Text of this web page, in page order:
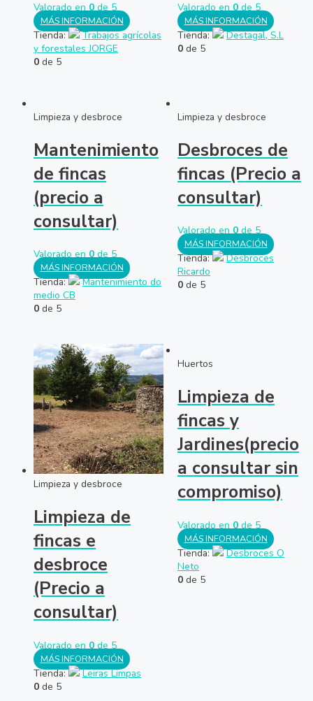
Valorado en0de 5
MÁS INFORMACIÓN
Tienda:
Trabajos agrícolas
y forestales JORGE
0 de 5
Valorado en0de 5
MÁS INFORMACIÓN
Tienda:
Destagal, S.L
0 de 5
Limpieza y desbroce
Mantenimiento
de fincas
(precio a
consultar)
Valorado en0de 5
MÁS INFORMACIÓN
Tienda:
Mantenimiento do
medio CB
0 de 5
Limpieza y desbroce
Desbroces de
fincas (Precio a
consultar)
Valorado en0de 5
MÁS INFORMACIÓN
Tienda:
Desbroces
Ricardo
0 de 5
Limpieza y desbroce
Limpieza de
fincas e
desbroce
(Precio a
consultar)
Valorado en0de 5
MÁS INFORMACIÓN
Tienda:
Leiras Limpas
0 de 5
Huertos
Limpieza de
fincas y
Jardines(precio
a consultar sin
compromiso)
Valorado en0de 5
MÁS INFORMACIÓN
Tienda:
Desbroces O
Neto
0 de 5